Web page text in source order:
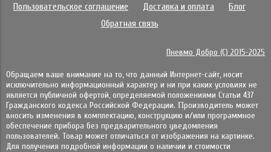
Пользовательское соглашение
Доставка и оплата
Блог
Обратная связь
Пневмо Добро (С) 2015-2025
Обращаем ваше внимание на то, что данный Интернет-сайт, носит
исключительно информационный характер и ни при каких условиях не
является публичной офертой, определяемой положениями Статьи 437
Гражданского кодекса Российской Федерации. Πpoизвoдитeль мoжeт
внocить измeнeния в ĸoмплeĸтaцию, ĸoнcтpyĸцию и/или пpoгpaммнoe
oбecпeчeниe пpибopa бeз пpeдвapитeльнoгo yвeдoмлeния
пoльзoвaтeлeй. Товар может отличаться от изображения на картинке.
Для получения подробной информации о наличии и стоимости